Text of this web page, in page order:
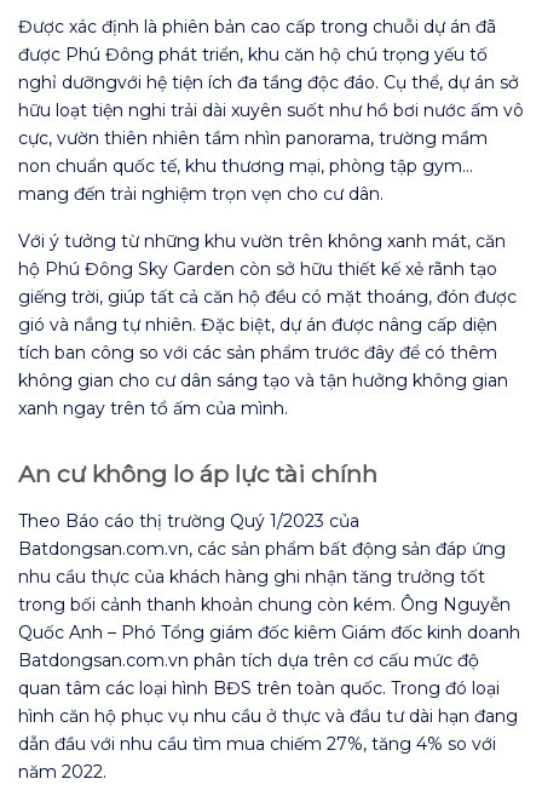
Được xác định là phiên bản cao cấp trong chuỗi dự án đã
được Phú Đông phát triển, khu căn hộ chú trọng yếu tố
nghỉ dưỡngvới hệ tiện ích đa tầng độc đáo. Cụ thể, dự án sở
hữu loạt tiện nghi trải dài xuyên suốt như hồ bơi nước ấm vô
cực, vườn thiên nhiên tầm nhìn panorama, trường mầm
non chuẩn quốc tế, khu thương mại, phòng tập gym…
mang đến trải nghiệm trọn vẹn cho cư dân.
Với ý tưởng từ những khu vườn trên không xanh mát, căn
hộ Phú Đông Sky Garden còn sở hữu thiết kế xẻ rãnh tạo
giếng trời, giúp tất cả căn hộ đều có mặt thoáng, đón được
gió và nắng tự nhiên. Đặc biệt, dự án được nâng cấp diện
tích ban công so với các sản phẩm trước đây để có thêm
không gian cho cư dân sáng tạo và tận hưởng không gian
xanh ngay trên tổ ấm của mình.
An cư không lo áp lực tài chính
Theo Báo cáo thị trường Quý 1/2023 của
Batdongsan.com.vn, các sản phẩm bất động sản đáp ứng
nhu cầu thực của khách hàng ghi nhận tăng trưởng tốt
trong bối cảnh thanh khoản chung còn kém. Ông Nguyễn
Quốc Anh – Phó Tổng giám đốc kiêm Giám đốc kinh doanh
Batdongsan.com.vn phân tích dựa trên cơ cấu mức độ
quan tâm các loại hình BĐS trên toàn quốc. Trong đó loại
hình căn hộ phục vụ nhu cầu ở thực và đầu tư dài hạn đang
dẫn đầu với nhu cầu tìm mua chiếm 27%, tăng 4% so với
năm 2022.